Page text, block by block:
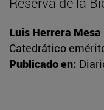
Luis Herrera Mesa
Catedrático
Publicado en: